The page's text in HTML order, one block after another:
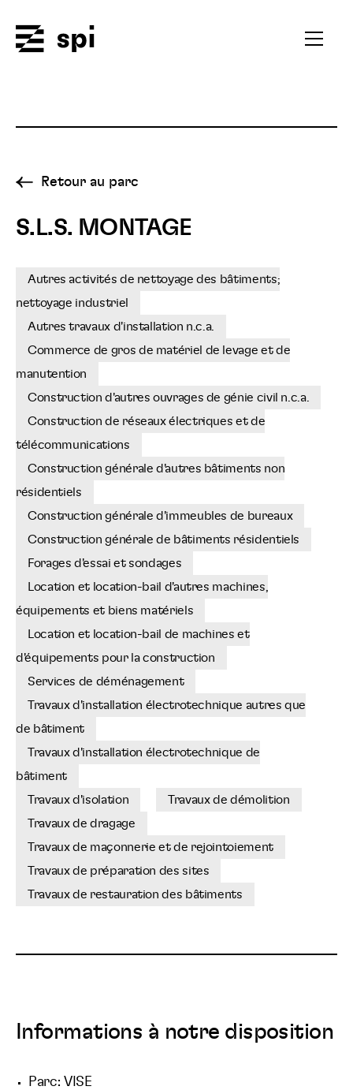
Ouvrir
Retour au parc
S.L.S. MONTAGE
Autres activités de nettoyage des bâtiments;
nettoyage industriel
Autres travaux d'installation n.c.a.
Commerce de gros de matériel de levage et de
manutention
Construction d'autres ouvrages de génie civil n.c.a.
Construction de réseaux électriques et de
télécommunications
Construction générale d'autres bâtiments non
résidentiels
Construction générale d'immeubles de bureaux
Construction générale de bâtiments résidentiels
Forages d'essai et sondages
Location et location-bail d'autres machines,
équipements et biens matériels
Location et location-bail de machines et
d'équipements pour la construction
Services de déménagement
Travaux d'installation électrotechnique autres que
de bâtiment
Travaux d'installation électrotechnique de
bâtiment
Travaux d'isolation
Travaux de démolition
Travaux de dragage
Travaux de maçonnerie et de rejointoiement
Travaux de préparation des sites
Travaux de restauration des bâtiments
Informations à notre disposition
Parc: VISE